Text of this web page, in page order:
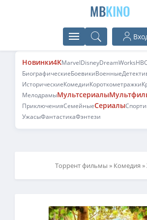
MBKINO
Новинки4KMarvelDisneyDreamWorks
БиографическиеБоевикиВоенные
ИсторическиеКомедииКороткометражки
МелодрамыМультсериалы
ПриключенияСемейныеСериалы
УжасыФантастикаФэнтези
Торрент фильмы » Комедия